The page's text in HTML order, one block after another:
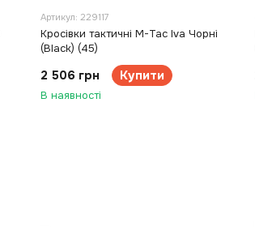
Артикул: 229117
Кросівки тактичні M-Tac Iva Чорні
(Black) (45)
2 506 грн Купити
В наявності